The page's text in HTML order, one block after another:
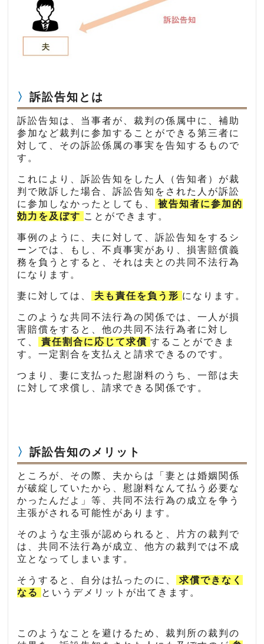
訴訟告知とは
訴訟告知は、当事者が、裁判の係属中に、補助
参加など裁判に参加することができる第三者に
対して、その訴訟係属の事実を告知するもので
す。
これにより、訴訟告知をした人（告知者）が裁
判で敗訴した場合、訴訟告知をされた人が訴訟
に参加しなかったとしても、
被告知者に参加的
効力を及ぼす ことができます。
事例のように、夫に対して、訴訟告知をするシ
ーンでは、もし、不貞事実があり、損害賠償義
務を負うとすると、それは夫との共同不法行為
になります。
妻に対しては、 夫も責任を負う形 になります。
このような共同不法行為の関係では、一人が損
害賠償をすると、他の共同不法行為者に対し
て、
責任割合に応じて求償 することができま
す。一定割合を支払えと請求できるのです。
つまり、妻に支払った慰謝料のうち、一部は夫
に対して求償し、請求できる関係です。
訴訟告知のメリット
ところが、その際、夫からは「妻とは婚姻関係
が破綻していたから、慰謝料なんて払う必要な
かったんだよ」等、共同不法行為の成立を争う
主張がされる可能性があります。
そのような主張が認められると、片方の裁判で
は、共同不法行為が成立、他方の裁判では不成
立となってしまいます。
そうすると、自分は払ったのに、
求償できなく
なる というデメリットが出てきます。
このようなことを避けるため、裁判所の裁判の